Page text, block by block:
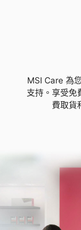
MSI Care 為
支持。享受免
費取貨